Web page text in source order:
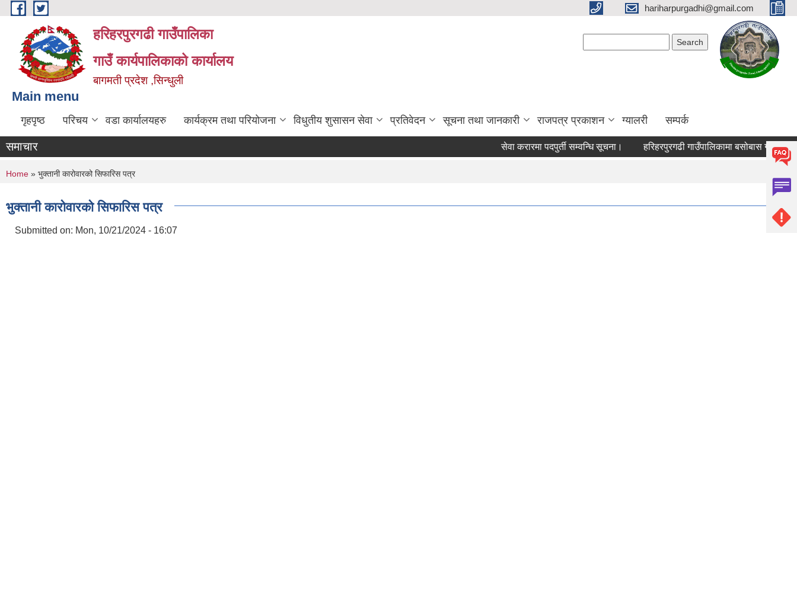
Skip to main content hariharpurgadhi@gmail.com
हरिहरपुरगढी गाउँपालिका
गाउँ कार्यपालिकाको कार्यालय
बागमती प्रदेश ,सिन्धुली
Main menu
गृहपृष्ठ परिचय वडा कार्यालयहरु कार्यक्रम तथा परियोजना विधुतीय शुसासन सेवा प्रतिवेदन सूचना तथा जानकारी राजपत्र प्रकाशन ग्यालरी सम्पर्क
समाचार सेवा करारमा पदपुर्ती सम्वन्धि सूचना। हरिहरपुरगढी गाउँपालिकामा बसोबास गर्ने
You are here
Home » भुक्तानी कारोवारको सिफारिस पत्र
भुक्तानी कारोवारको सिफारिस पत्र
Submitted on: Mon, 10/21/2024 - 16:07